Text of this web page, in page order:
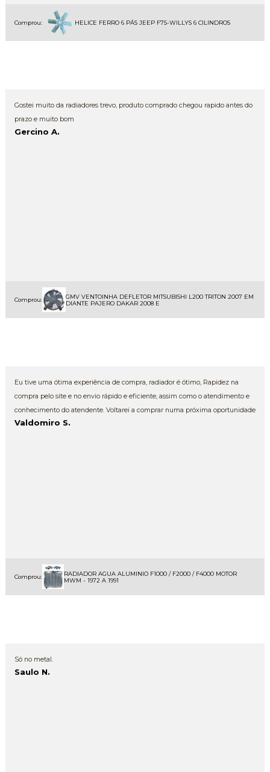
Comprou: HELICE FERRO 6 PÁS JEEP F75-WILLYS 6 CILINDROS
Gostei muito da radiadores trevo, produto comprado chegou rapido antes do
prazo e muito bom
Gercino A.
Comprou:
GMV VENTOINHA DEFLETOR MITSUBISHI L200 TRITON 2007 EM
DIANTE PAJERO DAKAR 2008 E
Eu tive uma ótima experiência de compra, radiador é ótimo, Rapidez na
compra pelo site e no envio rápido e eficiente, assim como o atendimento e
conhecimento do atendente. Voltarei a comprar numa próxima oportunidade
Valdomiro S.
Comprou:
RADIADOR AGUA ALUMINIO F1000 / F2000 / F4000 MOTOR
MWM - 1972 A 1991
Só no metal.
Saulo N.